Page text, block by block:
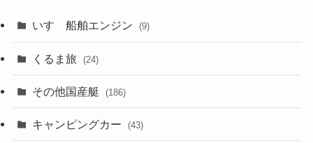
いすゞ船舶エンジン (9)
くるま旅 (24)
その他国産艇 (186)
キャンピングカー (43)